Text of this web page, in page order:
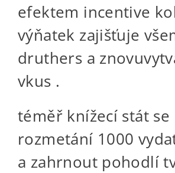
efektem incentive
výňatek zajišťuje
druthers a
vkus .
téměř knížecí stát se
rozmetání 1000
a zahrnout pohodlí